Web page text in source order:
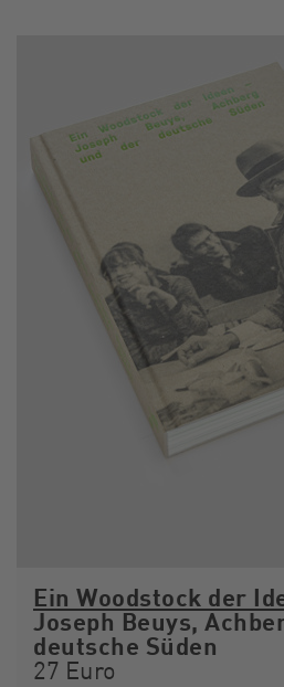
Ein Woodstock der
Joseph Beuys,
deutsche Süden
27 Euro